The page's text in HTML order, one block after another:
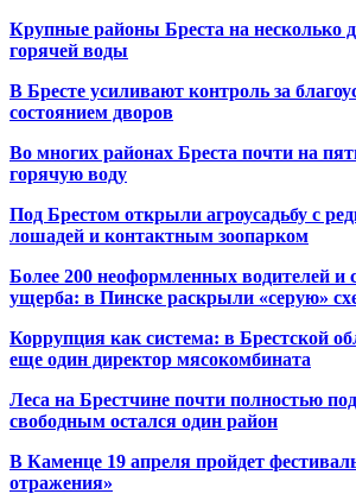
Крупные районы Бреста на несколько
горячей воды
В Бресте усиливают контроль за
состоянием дворов
Во многих районах Бреста почти на
горячую воду
Под Брестом открыли агроусадьбу с
лошадей и контактным зоопарком
Более 200 неоформленных водителей и
ущерба: в Пинске раскрыли «серую»
Коррупция как система: в Брестской
еще один директор мясокомбината
Леса на Брестчине почти полностью
свободным остался один район
В Каменце 19 апреля пройдет
отражения»